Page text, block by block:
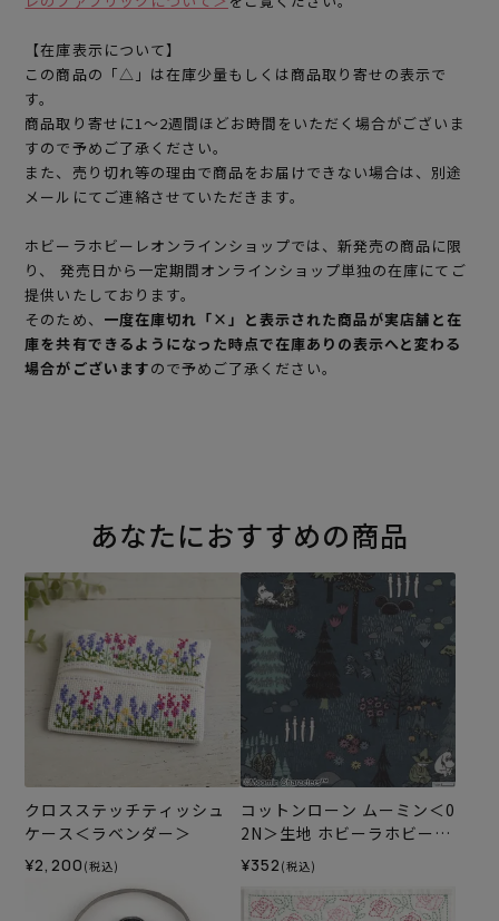
【在庫表示について】
この商品の「△」は在庫少量もしくは商品取り寄せの表示で
す。
商品取り寄せに1～2週間ほどお時間をいただく場合がございま
すので予めご了承ください。
また、売り切れ等の理由で商品をお届けできない場合は、別途
メールにてご連絡させていただきます。
ホビーラホビーレオンラインショップでは、新発売の商品に限
り、 発売日から一定期間オンラインショップ単独の在庫にてご
提供いたしております。
そのため、 一度在庫切れ「×」と表示された商品が実店舗と在
庫を共有できるようになった時点で在庫ありの表示へと変わる
場合がございますので予めご了承ください。
あなたにおすすめの商品
クロスステッチティッシュ
ケース＜ラベンダー＞
¥2,200 (税込)
コットンローン ムーミン＜0
2N＞生地 ホビーラホビーレ
デザインコレクション
¥352 (税込)